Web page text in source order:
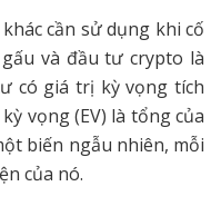
cần sử dụng khi cố
và đầu tư crypto là
có giá trị kỳ vọng tích
vọng (EV) là tổng của
biến ngẫu nhiên, mỗi
của nó.